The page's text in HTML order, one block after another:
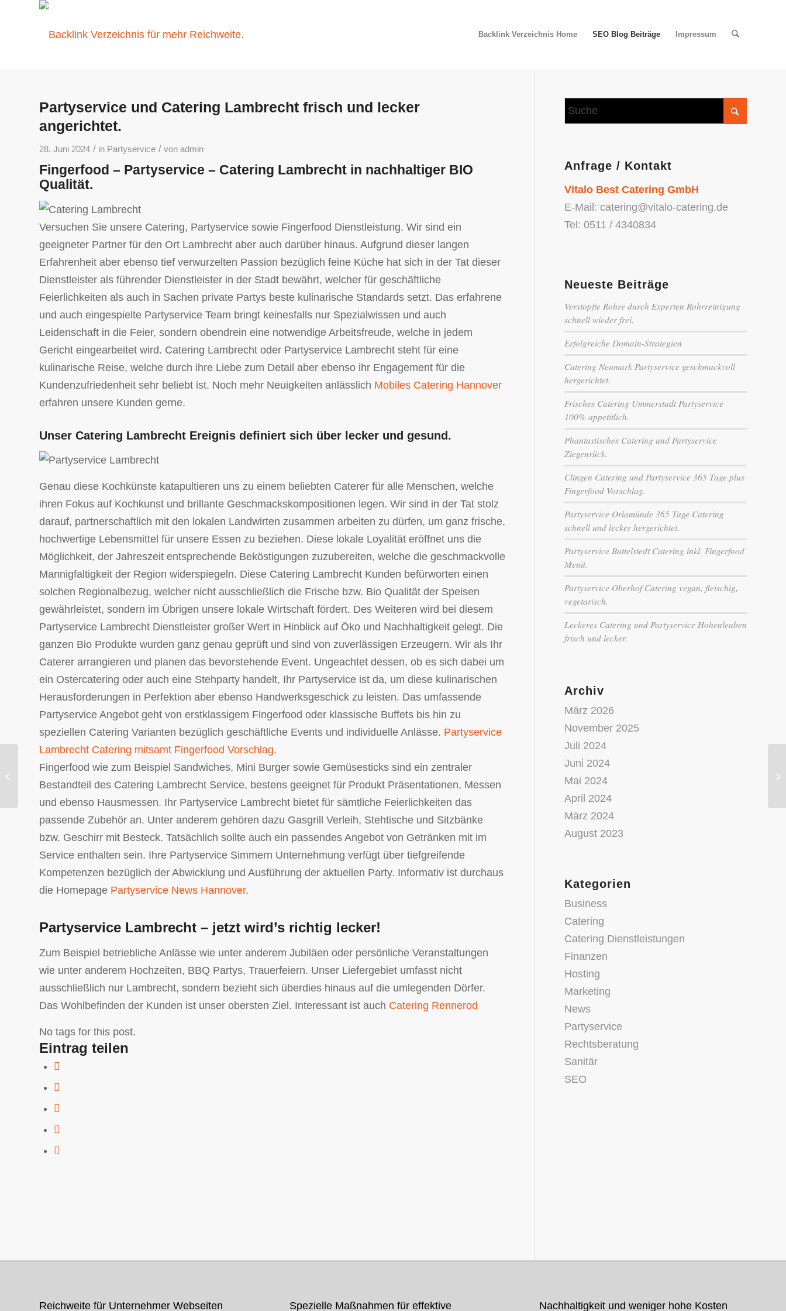
Backlink Verzeichnis Home SEO Blog Beiträge Impressum
Partyservice und Catering Lambrecht frisch und lecker
angerichtet.
28. Juni 2024 / in Partyservice / von admin
Fingerfood – Partyservice – Catering Lambrecht in nachhaltiger BIO
Qualität.
Versuchen Sie unsere Catering, Partyservice sowie Fingerfood Dienstleistung. Wir sind ein
geeigneter Partner für den Ort Lambrecht aber auch darüber hinaus. Aufgrund dieser langen
Erfahrenheit aber ebenso tief verwurzelten Passion bezüglich feine Küche hat sich in der Tat dieser
Dienstleister als führender Dienstleister in der Stadt bewährt, welcher für geschäftliche
Feierlichkeiten als auch in Sachen private Partys beste kulinarische Standards setzt. Das erfahrene
und auch eingespielte Partyservice Team bringt keinesfalls nur Spezialwissen und auch
Leidenschaft in die Feier, sondern obendrein eine notwendige Arbeitsfreude, welche in jedem
Gericht eingearbeitet wird. Catering Lambrecht oder Partyservice Lambrecht steht für eine
kulinarische Reise, welche durch ihre Liebe zum Detail aber ebenso ihr Engagement für die
Kundenzufriedenheit sehr beliebt ist. Noch mehr Neuigkeiten anlässlich Mobiles Catering Hannover
erfahren unsere Kunden gerne.
Unser Catering Lambrecht Ereignis definiert sich über lecker und gesund.
Genau diese Kochkünste katapultieren uns zu einem beliebten Caterer für alle Menschen, welche
ihren Fokus auf Kochkunst und brillante Geschmackskompositionen legen. Wir sind in der Tat stolz
darauf, partnerschaftlich mit den lokalen Landwirten zusammen arbeiten zu dürfen, um ganz frische,
hochwertige Lebensmittel für unsere Essen zu beziehen. Diese lokale Loyalität eröffnet uns die
Möglichkeit, der Jahreszeit entsprechende Beköstigungen zuzubereiten, welche die geschmackvolle
Mannigfaltigkeit der Region widerspiegeln. Diese Catering Lambrecht Kunden befürworten einen
solchen Regionalbezug, welcher nicht ausschließlich die Frische bzw. Bio Qualität der Speisen
gewährleistet, sondern im Übrigen unsere lokale Wirtschaft fördert. Des Weiteren wird bei diesem
Partyservice Lambrecht Dienstleister großer Wert in Hinblick auf Öko und Nachhaltigkeit gelegt. Die
ganzen Bio Produkte wurden ganz genau geprüft und sind von zuverlässigen Erzeugern. Wir als Ihr
Caterer arrangieren und planen das bevorstehende Event. Ungeachtet dessen, ob es sich dabei um
ein Ostercatering oder auch eine Stehparty handelt, Ihr Partyservice ist da, um diese kulinarischen
Herausforderungen in Perfektion aber ebenso Handwerksgeschick zu leisten. Das umfassende
Partyservice Angebot geht von erstklassigem Fingerfood oder klassische Buffets bis hin zu
speziellen Catering Varianten bezüglich geschäftliche Events und individuelle Anlässe. Partyservice
Lambrecht Catering mitsamt Fingerfood Vorschlag.
Fingerfood wie zum Beispiel Sandwiches, Mini Burger sowie Gemüsesticks sind ein zentraler
Bestandteil des Catering Lambrecht Service, bestens geeignet für Produkt Präsentationen, Messen
und ebenso Hausmessen. Ihr Partyservice Lambrecht bietet für sämtliche Feierlichkeiten das
passende Zubehör an. Unter anderem gehören dazu Gasgrill Verleih, Stehtische und Sitzbänke
bzw. Geschirr mit Besteck. Tatsächlich sollte auch ein passendes Angebot von Getränken mit im
Service enthalten sein. Ihre Partyservice Simmern Unternehmung verfügt über tiefgreifende
Kompetenzen bezüglich der Abwicklung und Ausführung der aktuellen Party. Informativ ist durchaus
die Homepage Partyservice News Hannover.
Partyservice Lambrecht – jetzt wird’s richtig lecker!
Zum Beispiel betriebliche Anlässe wie unter anderem Jubiläen oder persönliche Veranstaltungen
wie unter anderem Hochzeiten, BBQ Partys, Trauerfeiern. Unser Liefergebiet umfasst nicht
ausschließlich nur Lambrecht, sondern bezieht sich überdies hinaus auf die umlegenden Dörfer.
Das Wohlbefinden der Kunden ist unser obersten Ziel. Interessant ist auch Catering Rennerod
No tags for this post.
Eintrag teilen
Anfrage / Kontakt
Vitalo Best Catering GmbH
E-Mail: catering@vitalo-catering.de
Tel: 0511 / 4340834
Neueste Beiträge
Verstopfte Rohre durch Experten Rohrreinigung
schnell wieder frei.
Erfolgreiche Domain-Strategien
Catering Neumark Partyservice geschmackvoll
hergerichtet.
Frisches Catering Ummerstadt Partyservice
100% appetitlich.
Phantastisches Catering und Partyservice
Ziegenrück.
Clingen Catering und Partyservice 365 Tage plus
Fingerfood Vorschlag.
Partyservice Orlamünde 365 Tage Catering
schnell und lecker hergerichtet.
Partyservice Buttelstedt Catering inkl. Fingerfood
Menü.
Partyservice Oberhof Catering vegan, fleischig,
vegetarisch.
Leckeres Catering und Partyservice Hohenleuben
frisch und lecker.
Archiv
März 2026
November 2025
Juli 2024
Juni 2024
Mai 2024
April 2024
März 2024
August 2023
Kategorien
Business
Catering
Catering Dienstleistungen
Finanzen
Hosting
Marketing
News
Partyservice
Rechtsberatung
Sanitär
SEO
Reichweite für Unternehmer Webseiten Spezielle Maßnahmen für effektive Nachhaltigkeit und weniger hohe Kosten
Partyservice und Catering Bad-
Münster inkl. Fingerfood Menü.